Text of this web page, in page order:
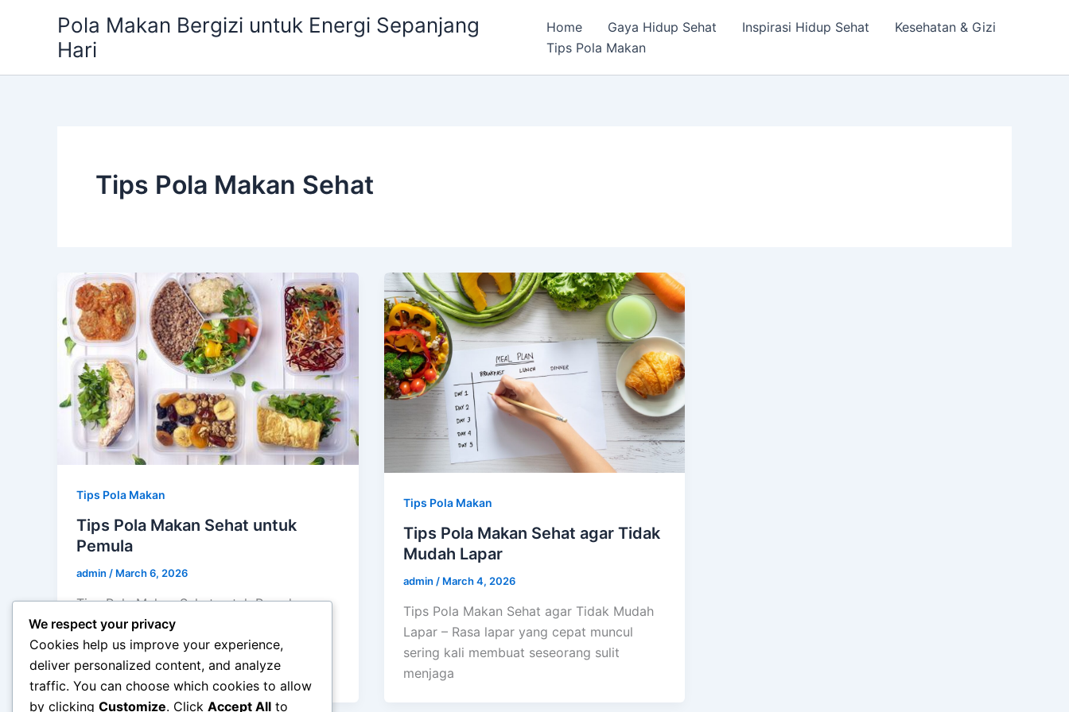
Pola Makan Bergizi untuk Energi Sepanjang
Hari
Home Gaya Hidup Sehat Inspirasi Hidup Sehat
Kesehatan & Gizi
Tips Pola Makan
Tips Pola Makan Sehat
Tips Pola Makan
Tips Pola Makan Sehat untuk
Pemula
admin / March 6, 2026
Tips Pola Makan Sehat untuk Pemula –
Memulai pola makan sehat sering kali
terasa menantang, terutama bagi mereka
yang terbiasa […]
Tips Pola Makan
Tips Pola Makan Sehat agar Tidak
Mudah Lapar
admin / March 4, 2026
Tips Pola Makan Sehat agar Tidak Mudah
Lapar – Rasa lapar yang cepat muncul
sering kali membuat seseorang sulit
menjaga
We respect your privacy
Cookies help us improve your experience,
deliver personalized content, and analyze
traffic. You can choose which cookies to allow
by clicking Customize. Click Accept All to